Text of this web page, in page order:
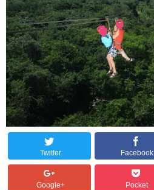
Twitter Facebook
Google+ Pocket